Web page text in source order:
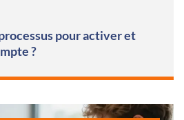
pour activer et
?